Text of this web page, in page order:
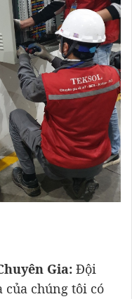
Gia: Đội
của chúng tôi có